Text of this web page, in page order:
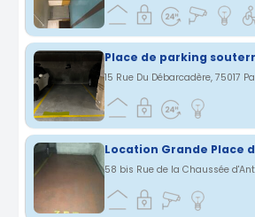
Place de parking
15 Rue Du Débarcadère, 75017